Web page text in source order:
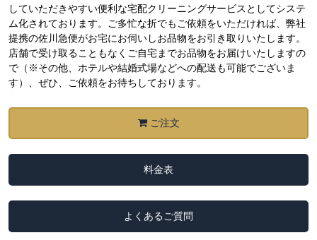
していただきやすい便利な宅配クリーニングサービスとしてシステ
ム化されております。ご多忙な折でもご依頼をいただければ、弊社
提携の佐川急便がお宅にお伺いしお品物をお引き取りいたします。
店舗で受け取ることもなくご自宅までお品物をお届けいたしますの
で（※その他、ホテルや結婚式場などへの配送も可能でございま
す）、ぜひ、ご依頼をお待ちしております。
ご注文
料金表
よくあるご質問